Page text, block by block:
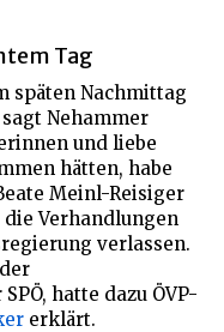
Tag
späten Nachmittag
Nehammer
und liebe
hätten, habe
Meinl-Reisiger
die Verhandlungen
verlassen.
hatte dazu ÖVP-
erklärt.